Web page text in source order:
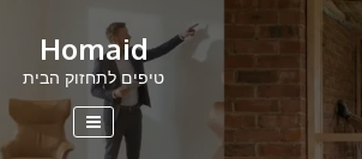
Skip
Homaid
טיפים לתחזוק הבית